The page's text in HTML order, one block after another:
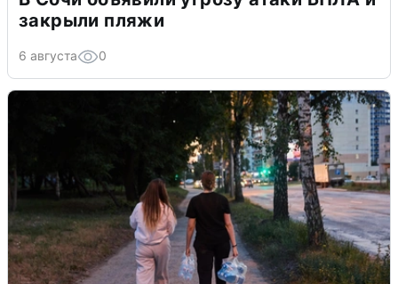
закрыли пляжи
6 августа 0